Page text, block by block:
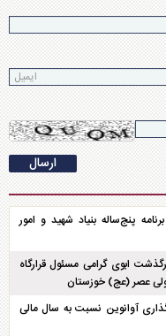
پنج‌ساله بنیاد شهید و امور
ابوی گرامی مسئول قرارگاه
عصر (عج) خوزستان
گذاری آوانوین نسبت به سال مالی